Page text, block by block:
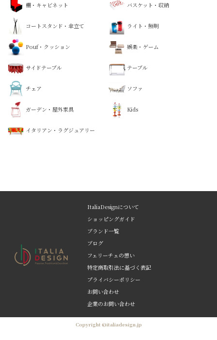
棚・キャビネット バスケット・収納
コートスタンド・傘立て ライト・照明
Pouf・クッション 娯楽・ゲーム
サイドテーブル テーブル
チェア ソファ
ガーデン・屋外家具 Kids
イタリアン・ラグジュアリー
ItaliaDesignについて
ショッピングガイド
ブランド一覧
ブログ
フェリーチェの想い
特定商取引法に基づく表記
プライバシーポリシー
お問い合わせ
企業のお問い合わせ
Copyright ©italiadesign.jp